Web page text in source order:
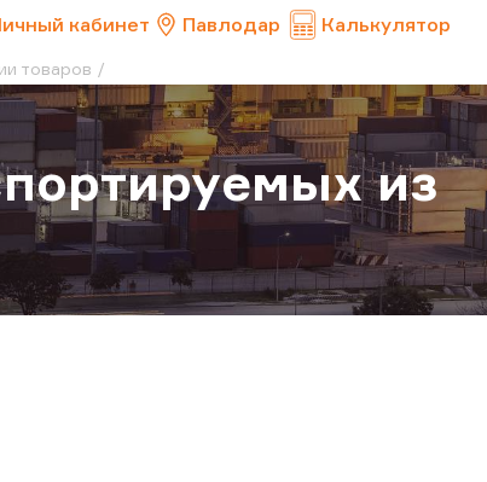
кабинет Павлодар Калькулятор
товаров
из